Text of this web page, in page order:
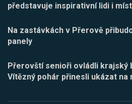
představuje inspirativní lidi i
Na zastávkách v Přerově
panely
Přerovští senioři ovládli krajský
Vítězný pohár přinesli ukázat na